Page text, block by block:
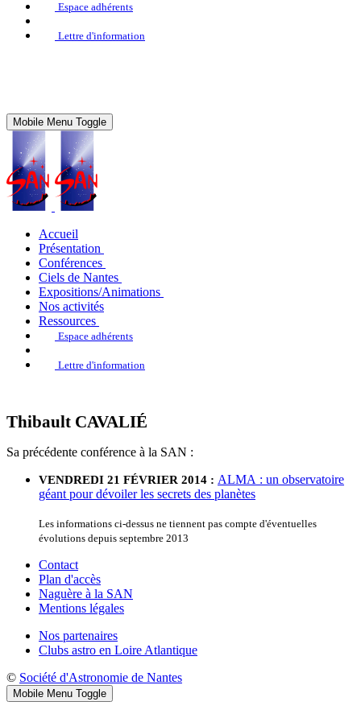
Espace adhérents
Lettre d'information
Mobile Menu Toggle
Accueil
Présentation
Conférences
Ciels de Nantes
Expositions/Animations
Nos activités
Ressources
Espace adhérents
Lettre d'information
Thibault CAVALIÉ
Sa précédente conférence à la SAN :
VENDREDI 21 FÉVRIER 2014 : ALMA : un observatoire
géant pour dévoiler les secrets des planètes
Les informations ci-dessus ne tiennent pas compte d'éventuelles
évolutions depuis septembre 2013
Contact
Plan d'accès
Naguère à la SAN
Mentions légales
Nos partenaires
Clubs astro en Loire Atlantique
© Société d'Astronomie de Nantes
Mobile Menu Toggle